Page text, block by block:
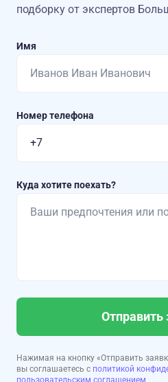
подборку от экспертов
Имя
Номер телефона
Куда хотите поехать?
Отправить
Нажимая на кнопку «Отправить
вы соглашаетесь с политикой
пользовательским соглашением